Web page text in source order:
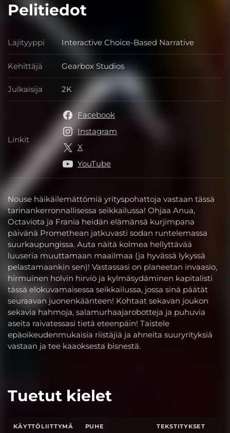
Pelitiedot
Nouse häikäilemättömiä yrityspohattoja vastaan tässä
tarinankerronnallisessa seikkailussa! Ohjaa Anua,
Octaviota ja Frania heidän elämänsä kurjimpana
päivänä Promethean jatkuvasti sodan runtelemassa
suurkaupungissa. Auta näitä kolmea hellyttävää
luuseria muuttamaan maailmaa (ja hyvässä lykyssä
pelastamaankin sen)! Vastassasi on planeetan invaasio,
hirmuinen holvin hirviö ja kylmäsydäminen kapitalisti
tässä elokuvamaisessa seikkailussa, jossa sinä päätät
seuraavan juonenkäänteen! Kohtaat sekavan joukon
sekavia hahmoja, salamurhaajarobotteja ja puhuvia
aseita raivatessasi tietä eteenpäin! Taistele
epäoikeudenmukaisia riistäjiä ja ahneita suuryrityksiä
vastaan ja tee kaaoksesta bisnestä.
Lajityyppi Lajityyppi
Interactive Choice-Based Narrative
Kehittäjä Kehittäjä
Gearbox Studios
Julkaisija Julkaisija
2K
Linkit Linkit
Facebook
Instagram
X
YouTube
Tuetut kielet
KÄYTTÖLIITTYMÄ PUHE TEKSTITYKSET